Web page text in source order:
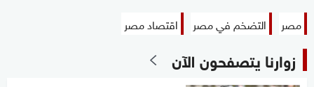
مصر التضخم في مصر اقتصاد مصر
زوارنا يتصفحون الآن